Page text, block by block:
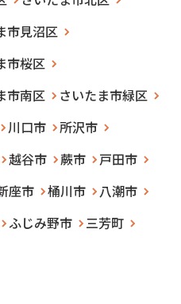
市見沼区
市桜区
市南区
さいたま市緑区
川口市
所沢市
越谷市 蕨市
戸田市
座市 桶川市
八潮市
ふじみ野市 三芳町